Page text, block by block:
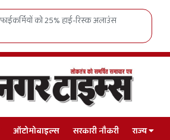
में 'वन स्टेट-वन इलेक्शन' का बिगुल, भजनलाल
ऑटोमोबाइल्स सरकारी नौकरी राज्य